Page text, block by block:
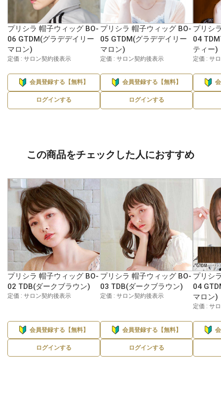
プリシラ 帽子ウィッグ BO-
06 GTDM(グラデデイリー
マロン)
定価 : サロン契約後表示
会員登録する【無料】
ログインする
プリシラ 帽子ウィッグ BO-
05 GTDM(グラデデイリー
マロン)
定価 : サロン契約後表示
会員登録する【無料】
ログインする
プリシ
04
ティー)
定価 : サ
この商品をチェックした人におすすめ
プリシラ 帽子ウィッグ BO-
02 TDB(ダークブラウン)
定価 : サロン契約後表示
会員登録する【無料】
ログインする
プリシラ 帽子ウィッグ BO-
03 TDB(ダークブラウン)
定価 : サロン契約後表示
会員登録する【無料】
ログインする
プリシ
04
マロン)
定価 : サ